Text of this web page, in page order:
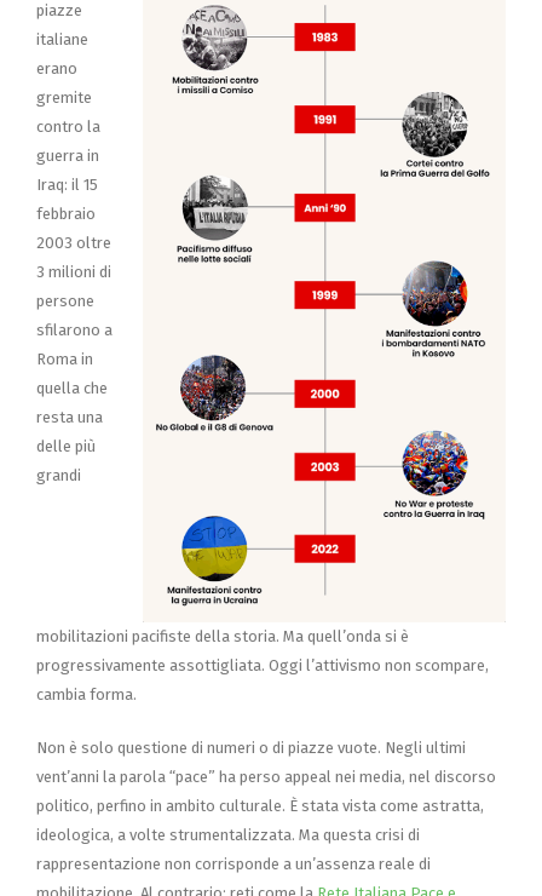
piazze
italiane
erano
gremite
contro la
guerra in
Iraq: il 15
febbraio
2003 oltre
3 milioni di
persone
sfilarono a
Roma in
quella che
resta una
delle più
grandi
mobilitazioni pacifiste della storia. Ma quell’onda si è
progressivamente assottigliata. Oggi l’attivismo non scompare,
cambia forma.
Non è solo questione di numeri o di piazze vuote. Negli ultimi
vent’anni la parola “pace” ha perso appeal nei media, nel discorso
politico, perfino in ambito culturale. È stata vista come astratta,
ideologica, a volte strumentalizzata. Ma questa crisi di
rappresentazione non corrisponde a un’assenza reale di